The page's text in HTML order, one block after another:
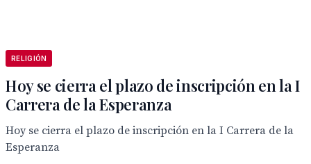
RELIGIÓN
Hoy se cierra el plazo de inscripción en la I
Carrera de la Esperanza
Hoy se cierra el plazo de inscripción en la I Carrera de la
Esperanza